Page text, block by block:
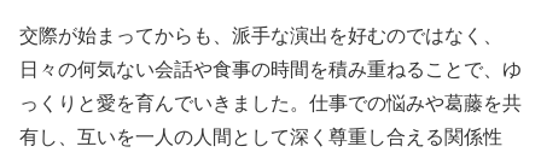
交際が始まってからも、派手な演出を好むのではなく、
日々の何気ない会話や食事の時間を積み重ねることで、ゆ
っくりと愛を育んでいきました。仕事での悩みや葛藤を共
有し、互いを一人の人間として深く尊重し合える関係性